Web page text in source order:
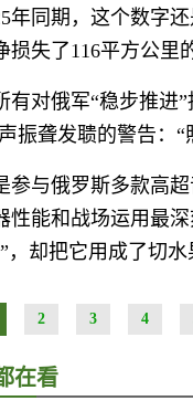
年同期，这个数字
失了116平方公里
有对俄军“稳步推进
振聋发聩的警告：
参与俄罗斯多款高
能和战场运用最
却把它用成了切水
2 3 4
在看